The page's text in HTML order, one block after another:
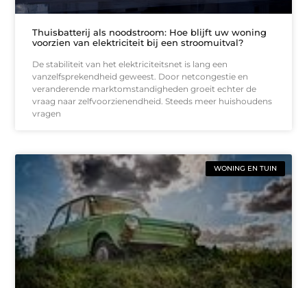
Thuisbatterij als noodstroom: Hoe blijft uw woning
voorzien van elektriciteit bij een stroomuitval?
De stabiliteit van het elektriciteitsnet is lang een
vanzelfsprekendheid geweest. Door netcongestie en
veranderende marktomstandigheden groeit echter de
vraag naar zelfvoorzienendheid. Steeds meer huishoudens
vragen
WONING EN TUIN